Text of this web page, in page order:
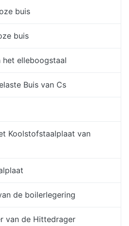
buis
buis
het elleboogstaal
Buis van Cs
Koolstofstaalplaat van
de boilerlegering
van de Hittedrager